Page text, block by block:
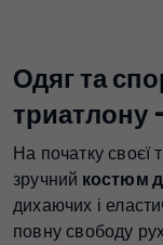
Одяг та
триатлону
На початку своєї
зручний костюм
дихаючих і
повну свободу